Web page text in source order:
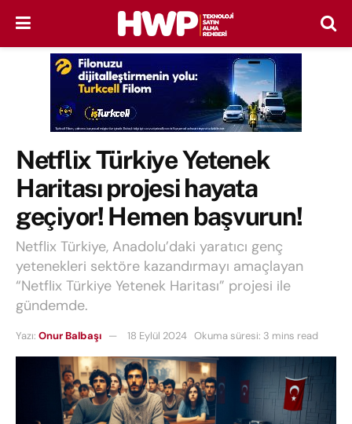
Netflix Türkiye Yetenek
Haritası projesi hayata
geçiyor! Hemen başvurun!
Netflix Türkiye, Anadolu’daki yaratıcı genç
yetenekleri sektöre kazandırmayı amaçlayan
“Netflix Türkiye Yetenek Haritası” projesi ile
gündemde.
Yazı: Onur Balbaşı 18 Eylül 2024 Okuma süresi: 3 mins read